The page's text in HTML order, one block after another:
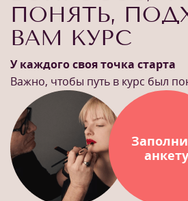
ПОНЯТЬ,
ВАМ КУРС
У каждого своя точка старта
Важно, чтобы путь в курс был
анкету